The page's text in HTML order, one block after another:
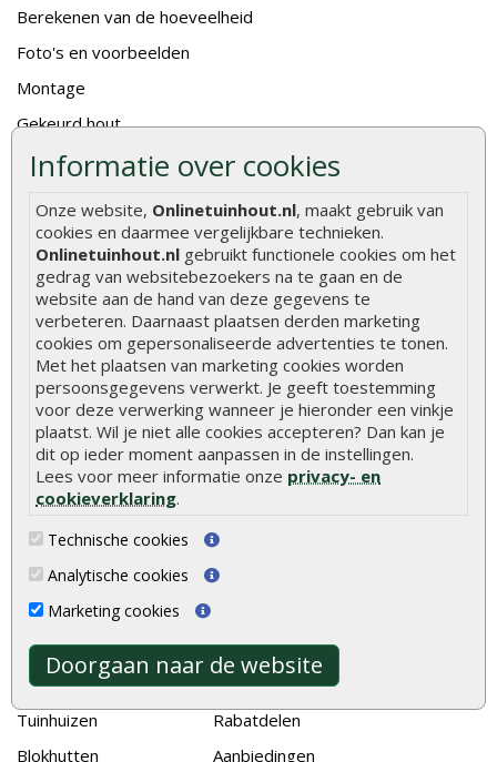
Informatie over cookies
Onze website, Onlinetuinhout.nl, maakt gebruik van
cookies en daarmee vergelijkbare technieken.
Onlinetuinhout.nl gebruikt functionele cookies om het
gedrag van websitebezoekers na te gaan en de
website aan de hand van deze gegevens te
verbeteren. Daarnaast plaatsen derden marketing
cookies om gepersonaliseerde advertenties te tonen.
Met het plaatsen van marketing cookies worden
persoonsgegevens verwerkt. Je geeft toestemming
voor deze verwerking wanneer je hieronder een vinkje
plaatst. Wil je niet alle cookies accepteren? Dan kan je
dit op ieder moment aanpassen in de instellingen.
Lees voor meer informatie onze privacy- en
cookieverklaring.
Technische cookies
Analytische cookies
Marketing cookies
Doorgaan naar de website
Berekenen van de hoeveelheid
Foto's en voorbeelden
Montage
Gekeurd hout
De fundering van een vlonder leggen
Hoe zelf een vlonder leggen
Hoe betonpaal plaatsen
Hoe schutting plaatsen
De 9 beste tuinschermen van Onlinetuinhout.nl
Stijlvolle houtsoorten voor in de tuin
Duurzame tuin
Welke palen voor een schapenhek
Alle populaire categorieën
Tuinhout
Schutting
Vlonderplanken
Tuinpalen
Tuinhekken
Tuinhuizen
Blokhutten
Tuindeuren
Tuinschermen
Steigerplanken
Douglas hout
Rabatdelen
Aanbiedingen